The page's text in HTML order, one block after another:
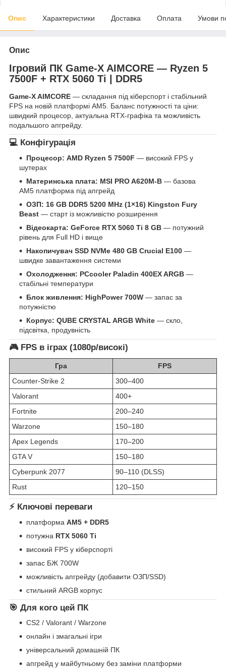
Опис Характеристики Доставка Оплата Умови
Опис
Ігровий ПК Game-X AIMCORE — Ryzen 5
7500F + RTX 5060 Ti | DDR5
Game-X AIMCORE — складання під кіберспорт і стабільний
FPS на новій платформі AM5. Баланс потужності та ціни:
швидкий процесор, актуальна RTX-графіка та можливість
подальшого апгрейду.
💻 Конфігурація
Процесор: AMD Ryzen 5 7500F — високий FPS у
шутерах
Материнська плата: MSI PRO A620M-B — базова
AM5 платформа під апгрейд
ОЗП: 16 GB DDR5 5200 MHz (1×16) Kingston Fury
Beast — старт із можливістю розширення
Відеокарта: GeForce RTX 5060 Ti 8 GB — потужний
рівень для Full HD і вище
Накопичувач SSD NVMe 480 GB Crucial E100 —
швидке завантаження системи
Охолодження: PCcooler Paladin 400EX ARGB —
стабільні температури
Блок живлення: HighPower 700W — запас за
потужністю
Корпус: QUBE CRYSTAL ARGB White — скло,
підсвітка, продувність
🎮 FPS в іграх (1080p/високі)
Гра
FPS
Counter-Strike 2
300–400
Valorant
400+
Fortnite
200–240
Warzone
150–180
Apex Legends
170–200
GTA V
150–180
Cyberpunk 2077
90–110 (DLSS)
Rust
120–150
⚡ Ключові переваги
платформа AM5 + DDR5
потужна RTX 5060 Ti
високий FPS у кіберспорті
запас БЖ 700W
можливість апгрейду (добавити ОЗП/SSD)
стильний ARGB корпус
🎯 Для кого цей ПК
CS2 / Valorant / Warzone
онлайн і змагальні ігри
універсальний домашній ПК
апгрейд у майбутньому без заміни платформи